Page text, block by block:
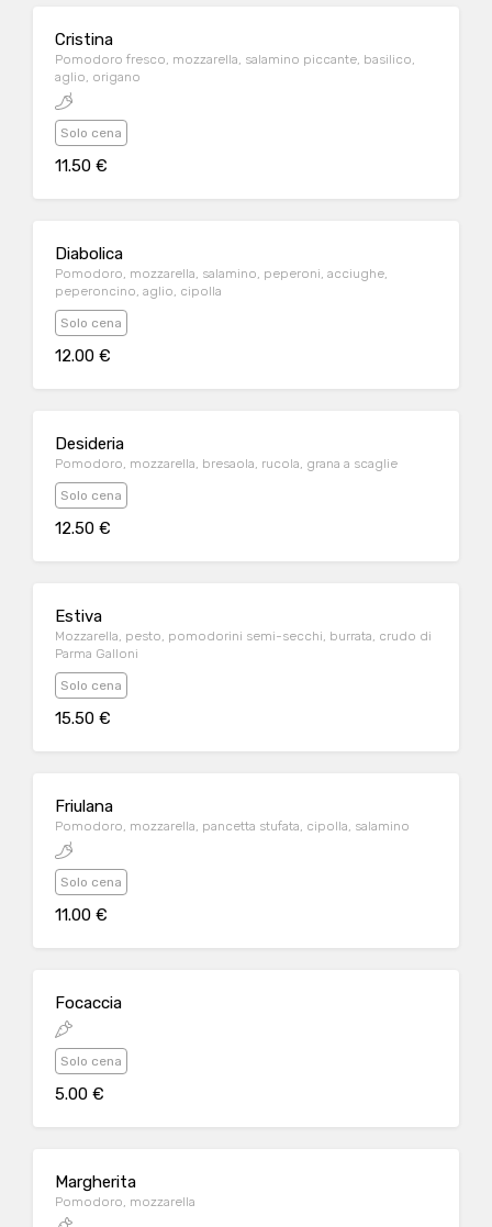
Cristina
Pomodoro fresco, mozzarella, salamino piccante, basilico,
aglio, origano
Solo cena
11.50 €
Diabolica
Pomodoro, mozzarella, salamino, peperoni, acciughe,
peperoncino, aglio, cipolla
Solo cena
12.00 €
Desideria
Pomodoro, mozzarella, bresaola, rucola, grana a scaglie
Solo cena
12.50 €
Estiva
Mozzarella, pesto, pomodorini semi-secchi, burrata, crudo di
Parma Galloni
Solo cena
15.50 €
Friulana
Pomodoro, mozzarella, pancetta stufata, cipolla, salamino
Solo cena
11.00 €
Focaccia
Solo cena
5.00 €
Margherita
Pomodoro, mozzarella